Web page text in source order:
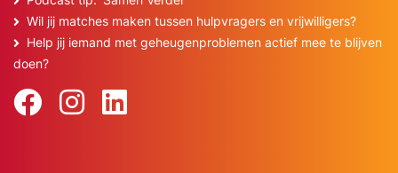
Wil jij matches maken tussen hulpvragers en vrijwilligers?
Help jij iemand met geheugenproblemen actief mee te blijven
doen?